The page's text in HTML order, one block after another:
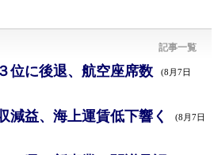
記事一覧
位に後退、航空座席数 (8月7日
減益、海上運賃低下響く (8月7日